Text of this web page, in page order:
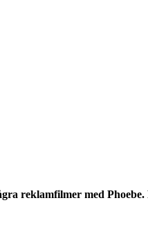
reklamfilmer med